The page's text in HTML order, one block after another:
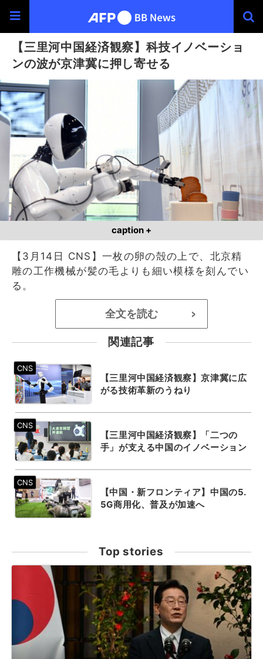
【三里河中国経済観察】科技イノベーショ
ンの波が京津冀に押し寄せる
caption +
【3月14日 CNS】一枚の卵の殻の上で、北京精
雕の工作機械が髪の毛よりも細い模様を刻んでい
る。
全文を読む >
関連記事
【三里河中国経済観察】京津冀に広
がる技術革新のうねり
【三里河中国経済観察】「二つの
手」が支える中国のイノベーション
【中国・新フロンティア】中国の5.
5G商用化、普及が加速へ
Top stories